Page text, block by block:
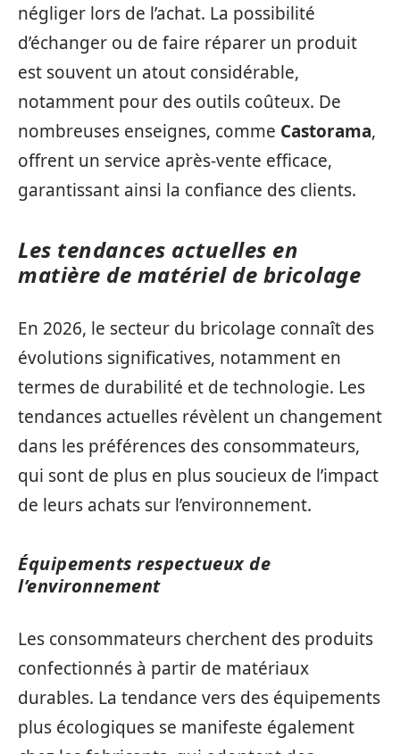
négliger lors de l’achat. La possibilité
d’échanger ou de faire réparer un produit
est souvent un atout considérable,
notamment pour des outils coûteux. De
nombreuses enseignes, comme Castorama,
offrent un service après-vente efficace,
garantissant ainsi la confiance des clients.
Les tendances actuelles en
matière de matériel de bricolage
En 2026, le secteur du bricolage connaît des
évolutions significatives, notamment en
termes de durabilité et de technologie. Les
tendances actuelles révèlent un changement
dans les préférences des consommateurs,
qui sont de plus en plus soucieux de l’impact
de leurs achats sur l’environnement.
Équipements respectueux de
l’environnement
Les consommateurs cherchent des produits
confectionnés à partir de matériaux
durables. La tendance vers des équipements
plus écologiques se manifeste également